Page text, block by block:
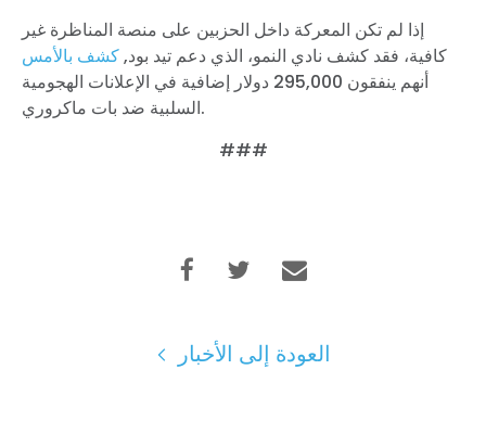
إذا لم تكن المعركة داخل الحزبين على منصة المناظرة غير
كافية، فقد كشف نادي النمو، الذي دعم تيد بود,كشف بالأمس
أنهم ينفقون 295,000 دولار إضافية في الإعلانات الهجومية
السلبية ضد بات ماكروري.
###
العودة إلى الأخبار